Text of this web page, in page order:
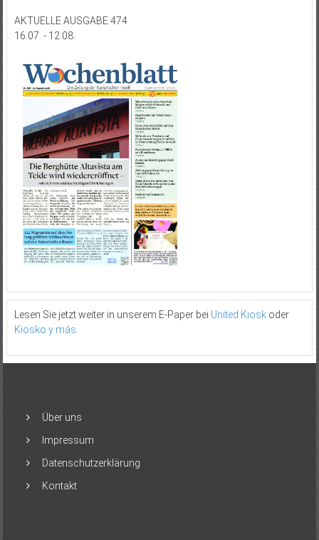
AKTUELLE AUSGABE 474
16.07. - 12.08.
Lesen Sie jetzt weiter in unserem E-Paper bei United Kioskoder
Kiosko y más
Über uns
Impressum
Datenschutzerklärung
Kontakt